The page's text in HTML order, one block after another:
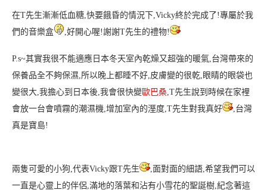
在T先生漸漸低血糖,快要餓昏的情況下,Vicky終於完成了!專屬於我
們的音樂盒
,好開心喔!謝謝T先生的禮物!
P.s~其實我很不能適應日本冬天室內乾燥又超強的暖氣,台灣帶來的
保養品全不夠保濕,所以晚上都睡不好,皮膚變的很乾,眼睛的眼袋也
變很大,我擔心到日本後,我會很快變歐巴桑,T先生說到時候在家裡
會放一台會噴霧的潮濕機,增加室內的溼度,T先生對我真好
,台灣
真是寶島!
兩隻可愛的小狗,代表Vicky跟T先生
,面對面的細語,希望我們可以
一直是心靈上的伴侶,滿地的落葉和沾有小雪花的聖誕樹,紀念著這